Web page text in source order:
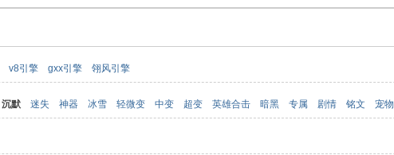
v8引擎 gxx引擎 翎风引擎
沉默 迷失 神器 冰雪 轻微变 中变 超变 英雄合击 暗黑 专属 剧情 铭文 宠物